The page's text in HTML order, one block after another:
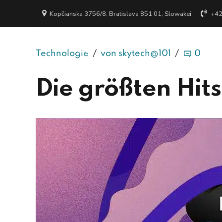
Kopčianska 3756/8, Bratislava 851 01, Slowakei
Technologie von skytech@101 0
Die größten